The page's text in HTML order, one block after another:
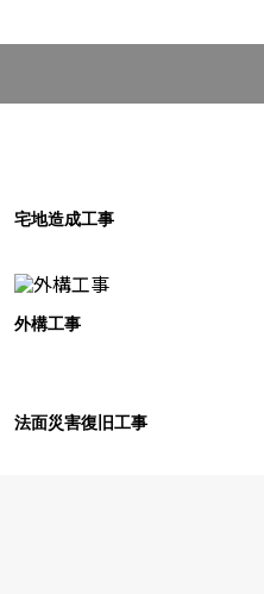
宅地造成工事
外構工事
法面災害復旧工事